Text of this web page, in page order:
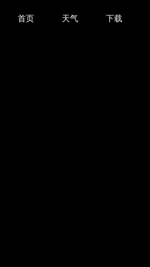
首页 天气 下载